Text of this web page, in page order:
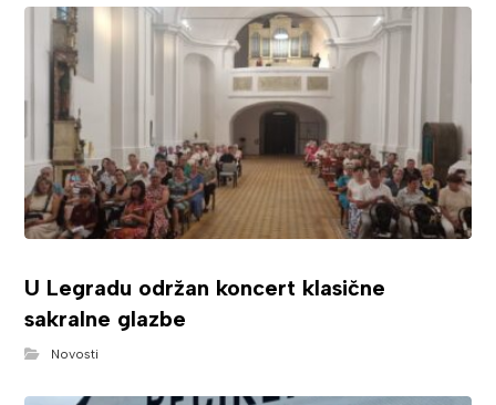
U Legradu održan koncert klasične
sakralne glazbe
Novosti